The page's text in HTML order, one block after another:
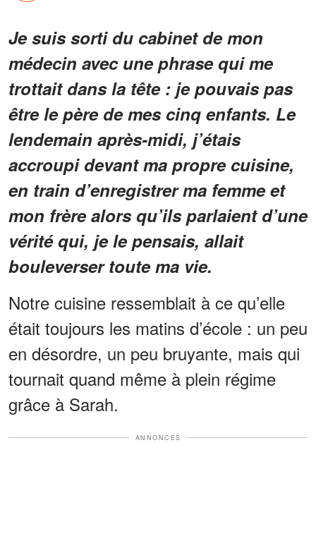
Je suis sorti du cabinet de mon
médecin avec une phrase qui me
trottait dans la tête : je pouvais pas
être le père de mes cinq enfants. Le
lendemain après-midi, j’étais
accroupi devant ma propre cuisine,
en train d’enregistrer ma femme et
mon frère alors qu’ils parlaient d’une
vérité qui, je le pensais, allait
bouleverser toute ma vie.
Notre cuisine ressemblait à ce qu’elle
était toujours les matins d’école : un peu
en désordre, un peu bruyante, mais qui
tournait quand même à plein régime
grâce à Sarah.
ANNONCES